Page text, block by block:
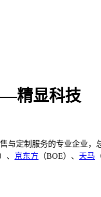
精显科技
与定制服务的专业企业，
、 京东方 （BOE）、 天马